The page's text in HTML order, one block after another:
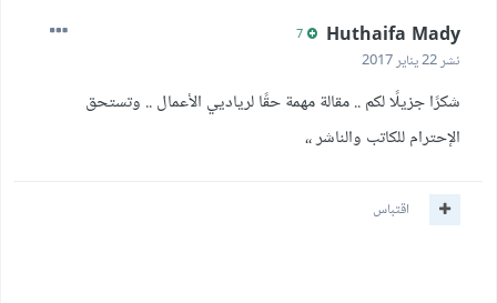
Huthaifa Mady
نشر22 يناير 2017
شكرًا جزيلًا لكم .. مقالة مهمة حقًا لرياديي الأعمال .. وتستحق
الإحترام للكاتب والناشر ،،
اقتباس